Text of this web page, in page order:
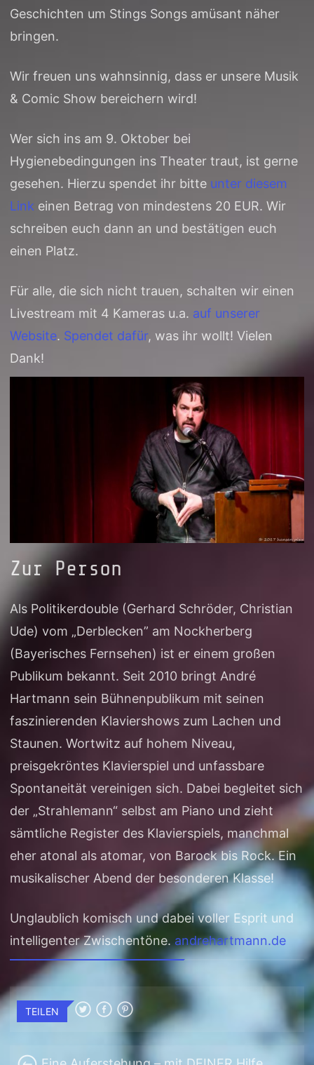
Geschichten um Stings Songs amüsant näher
bringen.
Wir freuen uns wahnsinnig, dass er unsere Musik
& Comic Show bereichern wird!
Wer sich ins am 9. Oktober bei
Hygienebedingungen ins Theater traut, ist gerne
gesehen. Hierzu spendet ihr bitte unter diesem
Link einen Betrag von mindestens 20 EUR. Wir
schreiben euch dann an und bestätigen euch
einen Platz.
Für alle, die sich nicht trauen, schalten wir einen
Livestream mit 4 Kameras u.a. auf unserer
Website. Spendet dafür, was ihr wollt! Vielen
Dank!
Zur Person
Als Politikerdouble (Gerhard Schröder, Christian
Ude) vom „Derblecken” am Nockherberg
(Bayerisches Fernsehen) ist er einem großen
Publikum bekannt. Seit 2010 bringt André
Hartmann sein Bühnenpublikum mit seinen
faszinierenden Klaviershows zum Lachen und
Staunen. Wortwitz auf hohem Niveau,
preisgekröntes Klavierspiel und unfassbare
Spontaneität vereinigen sich. Dabei begleitet sich
der „Strahlemann“ selbst am Piano und zieht
sämtliche Register des Klavierspiels, manchmal
eher atonal als atomar, von Barock bis Rock. Ein
musikalischer Abend der besonderen Klasse!
Unglaublich komisch und dabei voller Esprit und
intelligenter Zwischentöne.andrehartmann.de
TEILEN